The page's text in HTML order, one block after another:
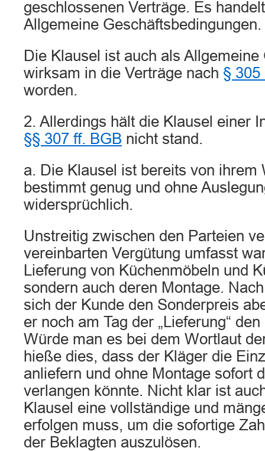
geschlossenen Verträge. Es
Allgemeine Geschäftsbedingungen.
Die Klausel ist auch als
wirksam in die Verträge nach § 305
worden.
2. Allerdings hält die Klausel einer
§§ 307 ff. BGB nicht stand.
a. Die Klausel ist bereits von ihrem
bestimmt genug und ohne
widersprüchlich.
Unstreitig zwischen den Parteien
vereinbarten Vergütung umfasst
Lieferung von Küchenmöbeln und
sondern auch deren Montage.
sich der Kunde den Sonderpreis
er noch am Tag der „Lieferung“
Würde man es bei dem Wortlaut
hieße dies, dass der Kläger die
anliefern und ohne Montage sofort
verlangen könnte. Nicht klar ist
Klausel eine vollständige und
erfolgen muss, um die sofortige
der Beklagten auszulösen.